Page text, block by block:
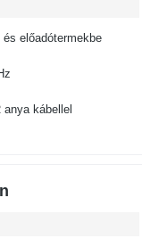
előadótermekbe
kábellel